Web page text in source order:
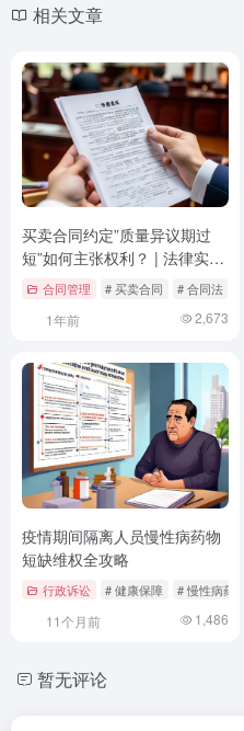
相关文章
买卖合同约定”质量异议期过
短”如何主张权利？ | 法律实务
与案例分析
合同管理 # 买卖合同 # 合同法
1年前 2,673
疫情期间隔离人员慢性病药物
短缺维权全攻略
行政诉讼 # 健康保障 # 慢性病药物
11个月前 1,486
暂无评论